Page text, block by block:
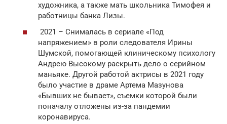
художника, а также мать школьника Тимофея и
работницы банка Лизы.
2021 – Снималась в сериале «Под
напряжением» в роли следователя Ирины
Шумской, помогающей клиническому психологу
Андрею Высокому раскрыть дело о серийном
маньяке. Другой работой актрисы в 2021 году
было участие в драме Артема Мазунова
«Бывших не бывает», съемки которой были
поначалу отложены из-за пандемии
коронавируса.